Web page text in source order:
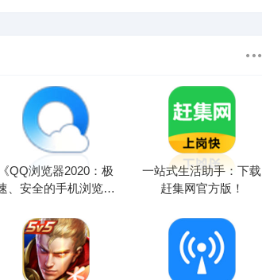
《QQ浏览器2020：极
、安全的手机浏览体
一站式生活助手：下载
赶集网官方版！